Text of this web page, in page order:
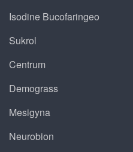
Isodine Bucofaringeo
Sukrol
Centrum
Demograss
Mesigyna
Neurobion